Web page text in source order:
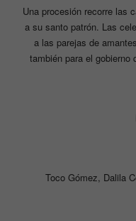
Una procesión recorre las
a su santo patrón. Las
a las parejas de
también para el
Toco Gómez, Dalila